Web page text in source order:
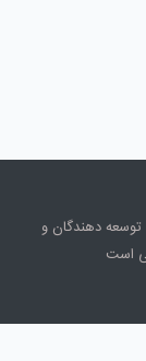
توسعه دهندگان و
است